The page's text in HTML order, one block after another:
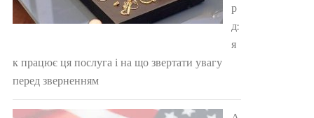
р
д:
я
к працює ця послуга і на що звертати увагу
перед зверненням